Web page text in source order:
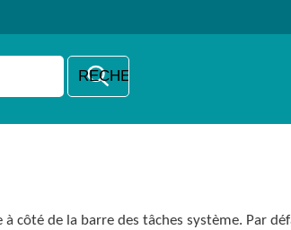
côté de la barre des tâches système. Par